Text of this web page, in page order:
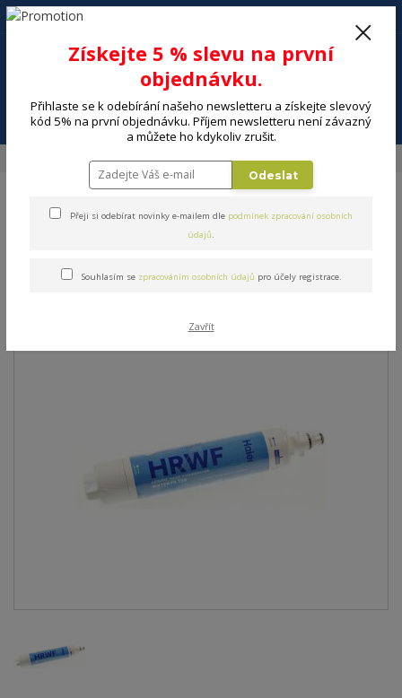
Menu
+420 602 494 600
Příslušenství k ledničce
INTERNÍ
Získejte 5 % slevu na první
objednávku.
Přihlaste se k odebírání našeho newsletteru a získejte slevový
kód 5% na první objednávku. Příjem newsletteru není závazný
a můžete ho kdykoliv zrušit.
Odeslat
Přeji si odebírat novinky e-mailem dle podmínek zpracování osobních
údajů.
Souhlasím se zpracováním osobních údajů pro účely registrace.
Zavřít